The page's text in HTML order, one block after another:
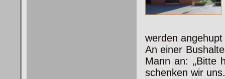
werden
An einer
Mann an: „Bitte
schenken wir